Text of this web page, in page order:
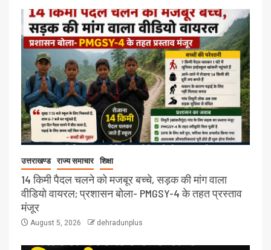
उत्तराखण्ड राज्य समाचार शिक्षा
14 किमी पैदल चलने को मजबूर बच्चे, सड़क की मांग वाला
वीडियो वायरल; प्रशासन बोला- PMGSY-4 के तहत प्रस्ताव
मंजूर
August 5, 2026 dehradunplus